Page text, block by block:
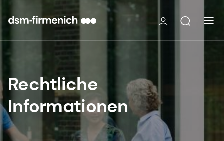
Rechtliche
Informationen